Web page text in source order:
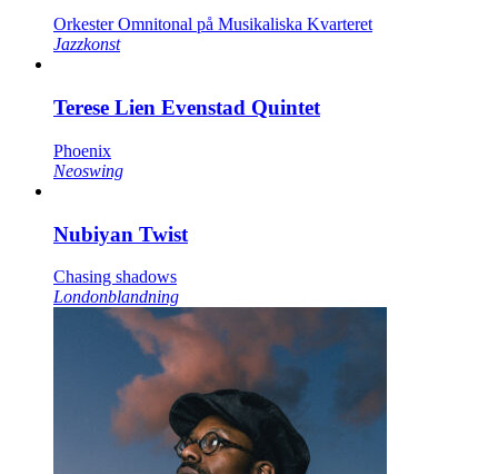
Orkester Omnitonal på Musikaliska Kvarteret
Jazzkonst
Terese Lien Evenstad Quintet
Phoenix
Neoswing
Nubiyan Twist
Chasing shadows
Londonblandning